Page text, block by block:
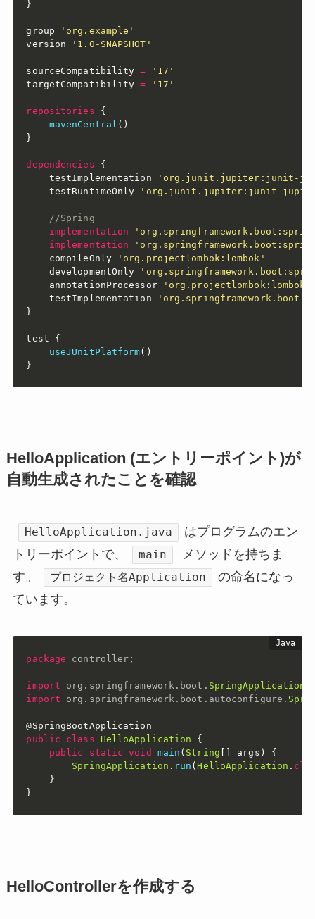
}
group
'org.example'
version
'1.0-SNAPSHOT'
sourceCompatibility =
'17'
targetCompatibility = '17'
repositories
{
mavenCentral ( )
}
dependencies
{
    testImplementation
'org.junit.jupiter:junit-
    testRuntimeOnly
'org.junit.jupiter:junit-
//Spring
implementation
implementation
    compileOnly
'org.projectlombok:lombok'
    developmentOnly
    annotationProcessor
'org.projectlombok:lombok'
    testImplementation
}
test {
useJUnitPlatform( )
}
HelloApplication (エントリーポイント)が
自動生成されたことを確認
HelloApplication.java
はプログラムのエン
トリーポイントで、
main
メソッドを持ちま
す。
プロジェクト名Application
の命名になっ
ています。
package controller ;
import org . springframework . boot . SpringApplication
import
org . springframework . boot . autoconfigure .
@SpringBootApplication
public
class HelloApplication
{
public
static void main ( String args )
{
SpringApplication . run (HelloApplication .
}
}
HelloControllerを作成する